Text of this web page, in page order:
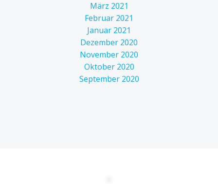
März 2021
Februar 2021
Januar 2021
Dezember 2020
November 2020
Oktober 2020
September 2020